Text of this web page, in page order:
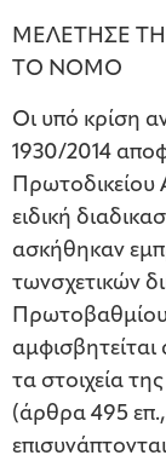
ΜΕΛΕΤΗΣΕ ΤΗ
ΤΟ ΝΟΜΟ
Οι υπό κρίση
1930/2014
Πρωτοδικείου
ειδική
ασκήθηκαν
τωνσχετικών
Πρωτοβαθμίου
αμφισβητείται
τα στοιχεία
(άρθρα 495